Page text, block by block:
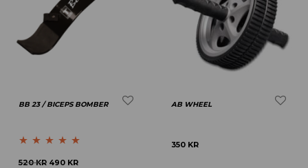
BB 23 / BICEPS BOMBER
Betygsatt5.00
520KR 490 KR
AB WHEEL
350 KR